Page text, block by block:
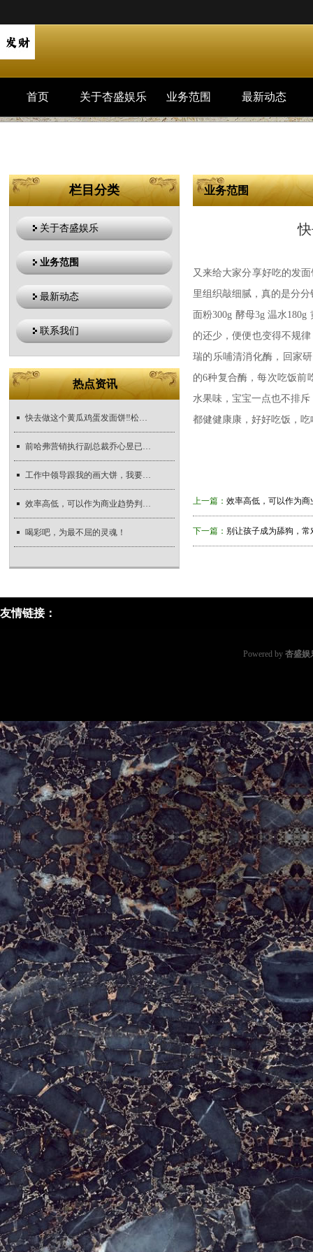
首页 关于杏盛娱乐 业务范围 最新动态
栏目分类
关于杏盛娱乐
业务范围
最新动态
联系我们
热点资讯
快去做这个黄瓜鸡蛋发面饼‼️松软细腻巨好吃
前哈弗营销执行副总裁乔心昱已加盟路特斯
工作中领导跟我的画大饼，我要不要给他画回去？
效率高低，可以作为商业趋势判断的一把标尺
喝彩吧，为最不屈的灵魂！
业务范围
又来给大家分享好吃的发
里组织敲细腻，真的是分
面粉300g 酵母3g 温水
的还少，便便也变得不规
瑞的乐哺清消化酶，回家
的6种复合酶，每次吃饭前
水果味，宝宝一点也不排
都健健康康，好好吃饭，吃
上一篇： 效率高低，可以作为
下一篇： 别让孩子成为舔狗，常
友情链接：
Powered by 杏盛娱